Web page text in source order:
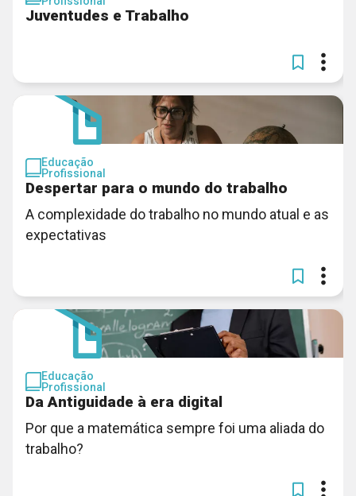
Juventudes e Trabalho
Educação
Profissional
Despertar para o mundo do trabalho
A complexidade do trabalho no mundo atual e as
expectativas
Educação
Profissional
Da Antiguidade à era digital
Por que a matemática sempre foi uma aliada do
trabalho?